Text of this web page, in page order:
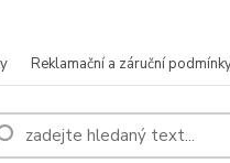
Reklamační a záruční